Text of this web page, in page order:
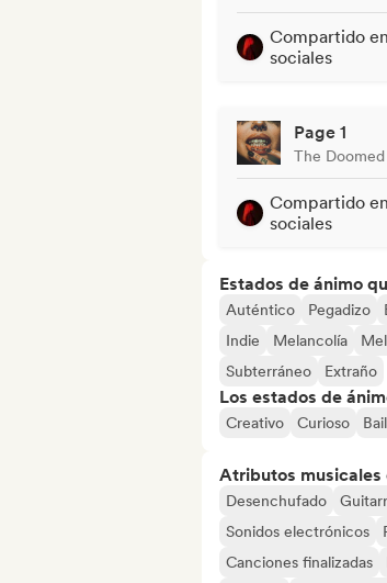
Compartido
sociales
Page 1
The Doomed
Compartido
sociales
Estados de ánimo
Auténtico Pegadizo
Indie
Melancolía
Subterráneo
Extraño
Los estados de
Creativo Curioso
Atributos musicales
Desenchufado
Sonidos electrónicos
Canciones finalizadas